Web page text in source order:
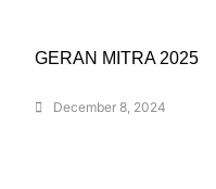
GERAN MITRA 2025
December 8, 2024